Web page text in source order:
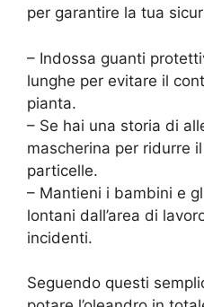
per garantire la tua
– Indossa guanti
lunghe per evitare il
pianta.
– Se hai una storia di
mascherina per ridurre
particelle.
– Mantieni i bambini e
lontani dall’area di
incidenti.
Seguendo questi